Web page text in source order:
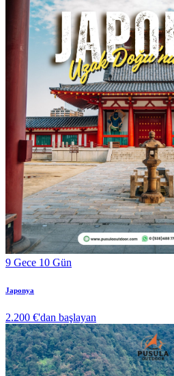
9 Gece 10 Gün
Japonya
2.200 €'dan başlayan